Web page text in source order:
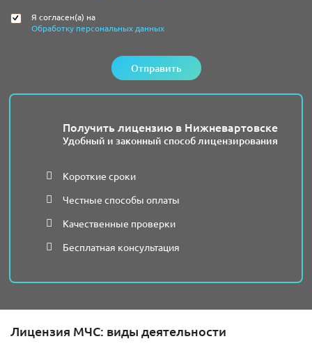
Я согласен(а) на
Обработку персональных данных
Отправить
Получить лицензию в Нижневартовске
Удобный и законный способ лицензирования
Короткие сроки
Честные способы оплаты
Качественные проверки
Бесплатная консультация
Лицензия МЧС: виды деятельности